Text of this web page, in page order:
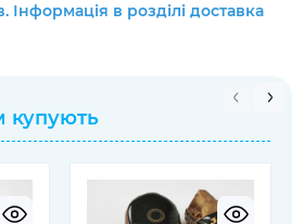
Інформація в розділі доставка
купують